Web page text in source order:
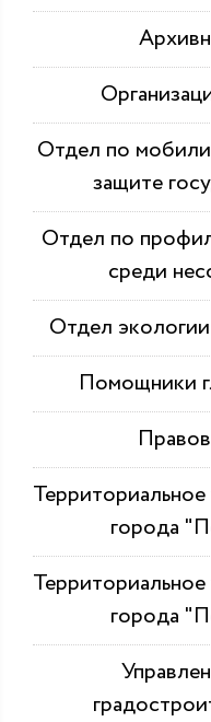
Отдел по
защите
Отдел по
среди
Отдел
Помощники
города
города